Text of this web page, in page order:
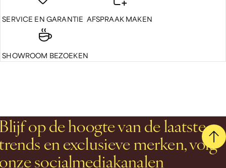
SERVICE EN GARANTIE AFSPRAAK MAKEN
SHOWROOM BEZOEKEN
op de hoogte van de laatste
en exclusieve merken, volg
socialmediakanalen